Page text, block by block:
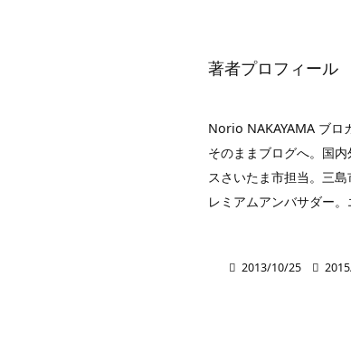
著者プロフィール
Norio NAKAYAMA ブロ
そのままブログへ。国
スさいたま市担当。三
レミアムアンバサダー
 2013/10/25 